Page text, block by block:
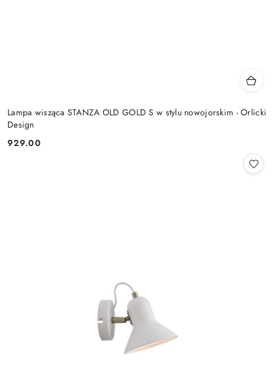
Lampa wisząca STANZA OLD GOLD S w stylu nowojorskim - Orlicki
Design
Cena:
929.00